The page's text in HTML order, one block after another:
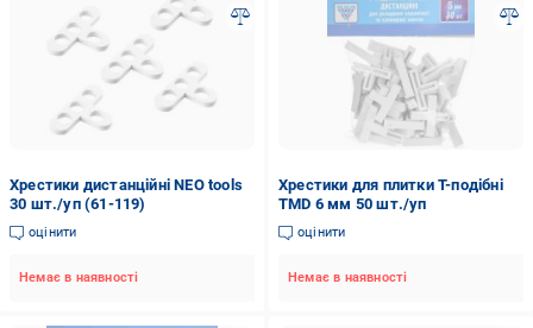
Хрестики дистанційні NEO tools
30 шт./уп (61-119)
оцінити
Немає в наявності
Хрестики для плитки Т-подібні
TMD 6 мм 50 шт./уп
оцінити
Немає в наявності